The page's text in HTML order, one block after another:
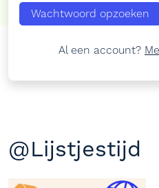
Wachtwoord opzoeken
Al een account?
@Lijstjestijd